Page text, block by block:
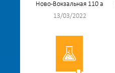
Ново-Вокзальная 110 а
13/03/2022